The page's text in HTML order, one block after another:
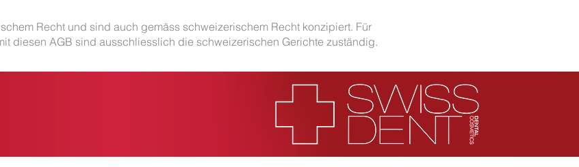
Recht und sind auch gemäss schweizerischem Recht konzipiert. Für
diesen AGB sind ausschliesslich die schweizerischen Gerichte zuständig.